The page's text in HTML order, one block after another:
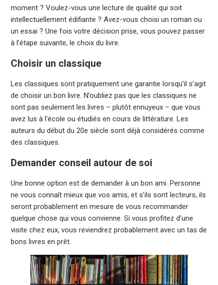
moment ? Voulez-vous une lecture de qualité qui soit
intellectuellement édifiante ? Avez-vous choisi un roman ou
un essai ? Une fois votre décision prise, vous pouvez passer
à l’étape suivante, le choix du livre.
Choisir un classique
Les classiques sont pratiquement une garantie lorsqu’il s’agit
de choisir un bon livre. N’oubliez pas que les classiques ne
sont pas seulement les livres – plutôt ennuyeux – que vous
avez lus à l’école ou étudiés en cours de littérature. Les
auteurs du début du 20e siècle sont déjà considérés comme
des classiques.
Demander conseil autour de soi
Une bonne option est de demander à un bon ami. Personne
ne vous connaît mieux que vos amis, et s’ils sont lecteurs, ils
seront probablement en mesure de vous recommander
quelque chose qui vous convienne. Si vous profitez d’une
visite chez eux, vous reviendrez probablement avec un tas de
bons livres en prêt.